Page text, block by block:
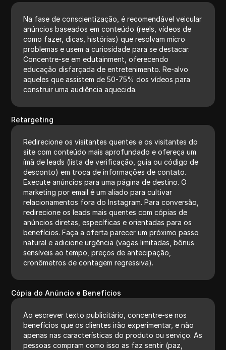
Na fase de conscientização, é recomendável veicular
anúncios baseados em conteúdo (reels, vídeos de
como fazer, dicas, histórias) que resolvam micro
problemas e usem a curiosidade para se destacar.
Concentre-se em edutainment, oferecendo
educação disfarçada de entretenimento. Re-alvo
aqueles que assistem de 50-75% dos vídeos para
construir uma audiência aquecida.
Retargeting
Redirecione os visitantes quentes e os visitantes do
site com conteúdo mais aprofundado e ofereça um
ímã de leads (lista de verificação, guia ou código de
desconto) em troca de informações de contato.
Execute anúncios para uma página de destino. O
marketing por email é um aliado para cultivar
relacionamentos fora do Instagram. Para conversão,
redirecione os leads mais quentes com cópias de
anúncios diretas, específicas e orientadas para os
benefícios. Faça a oferta parecer um próximo passo
natural e adicione urgência (vagas limitadas, bônus
sensíveis ao tempo, preços de antecipação,
cronômetros de contagem regressiva).
Cópia do Anúncio e Benefícios
Ao escrever texto publicitário, concentre-se nos
benefícios que os clientes irão experimentar, e não
apenas nas características do produto ou serviço. As
pessoas compram como isso as faz sentir (paz,